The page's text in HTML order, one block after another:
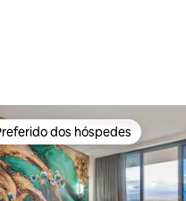
média de 5, 130 avaliações
os melhores preferidos dos
dos hóspedes